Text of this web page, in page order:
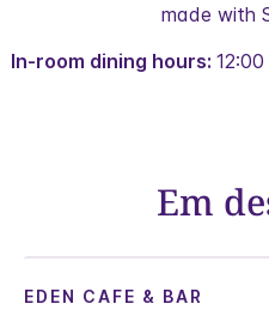
made with
In-room dining hours:
Em